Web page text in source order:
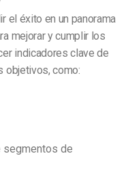
el éxito en un panorama
mejorar y cumplir los
indicadores clave de
objetivos, como:
segmentos de